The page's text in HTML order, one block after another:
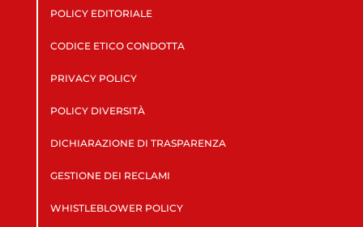
POLICY EDITORIALE
CODICE ETICO CONDOTTA
PRIVACY POLICY
POLICY DIVERSITÀ
DICHIARAZIONE DI TRASPARENZA
GESTIONE DEI RECLAMI
WHISTLEBLOWER POLICY